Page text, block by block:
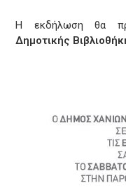
Η εκδήλωση θα
Δημοτικής